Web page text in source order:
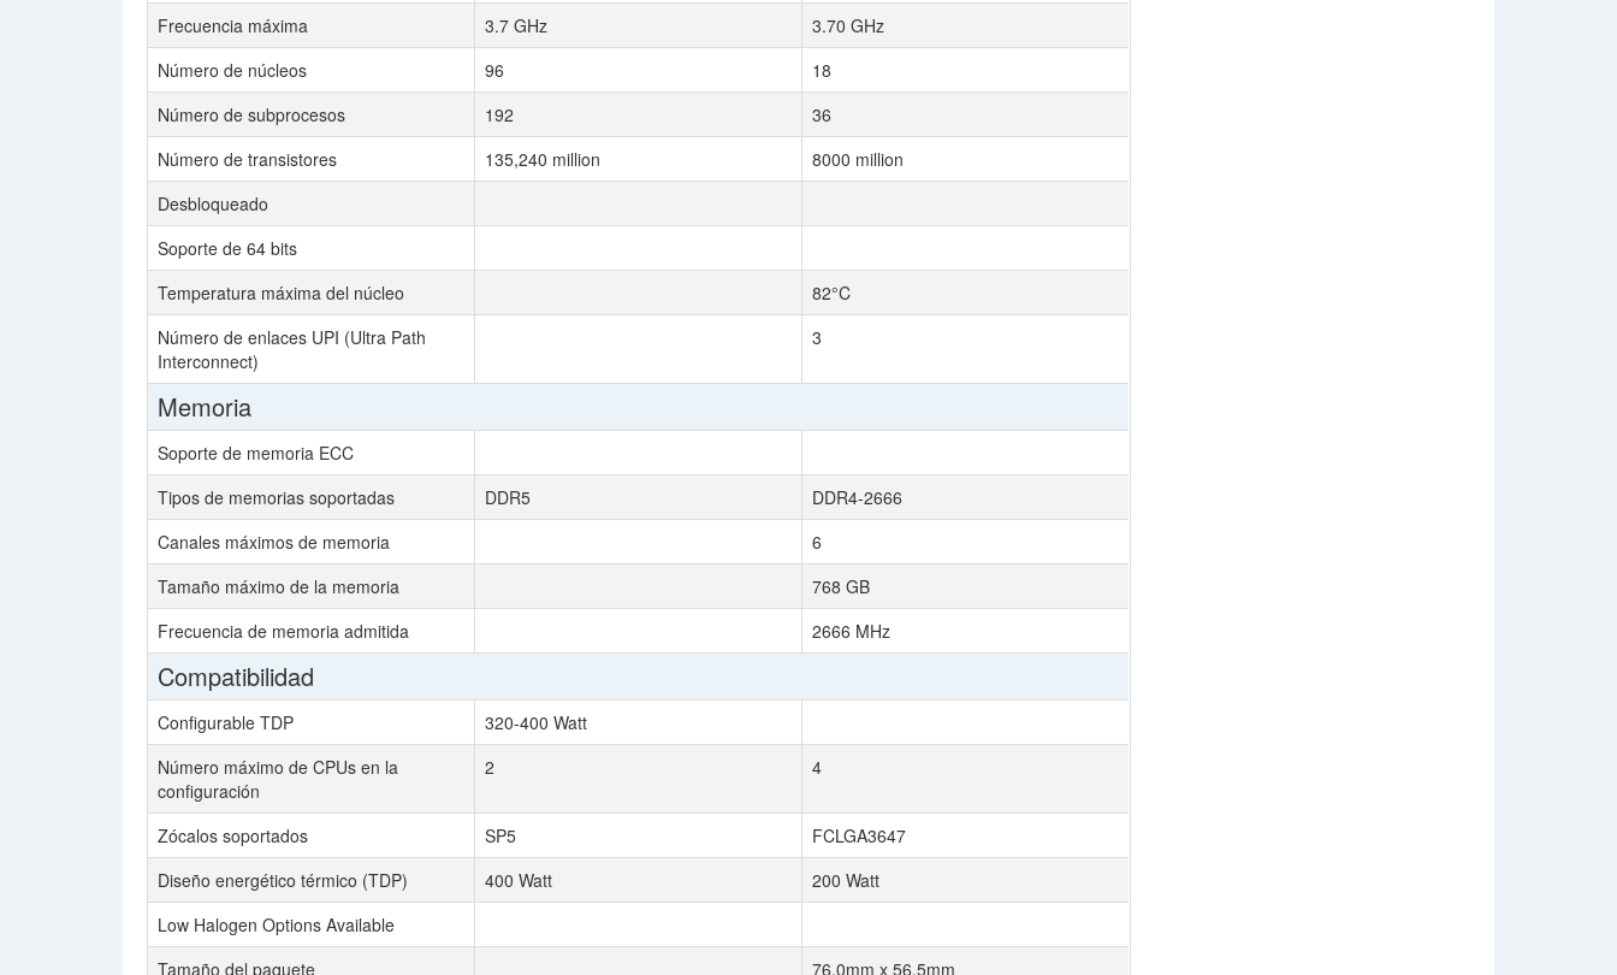
Frecuencia máxima
3.7 GHz
3.70 GHz
Número de núcleos
96
18
Número de subprocesos
192
36
Número de transistores
135,240 million
8000 million
Desbloqueado
Soporte de 64 bits
Temperatura máxima del núcleo
82°C
Número de enlaces UPI (Ultra Path
Interconnect)
3
Memoria
Soporte de memoria ECC
Tipos de memorias soportadas
DDR5
DDR4-2666
Canales máximos de memoria
6
Tamaño máximo de la memoria
768 GB
Frecuencia de memoria admitida
2666 MHz
Compatibilidad
Configurable TDP
320-400 Watt
Número máximo de CPUs en la
configuración
2 4
Zócalos soportados SP5
FCLGA3647
Diseño energético térmico (TDP)
400 Watt
200 Watt
Low Halogen Options Available
Tamaño del paquete
76.0mm x 56.5mm